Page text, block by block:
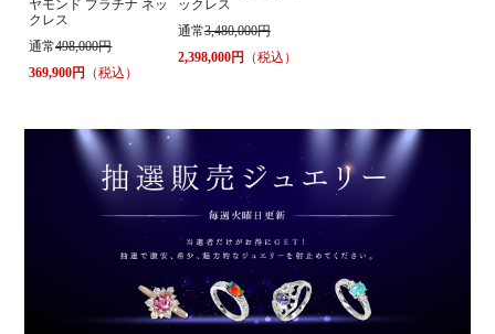
ヤモンド プラチナ ネッ
クレス
通常498,000円
369,900円
（税込）
ックレス
通常3,480,000円
2,398,000円
（税込）